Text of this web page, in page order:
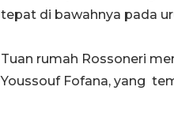
tepat di bawahnya pada
Tuan rumah Rossoneri
Youssouf Fofana, yang